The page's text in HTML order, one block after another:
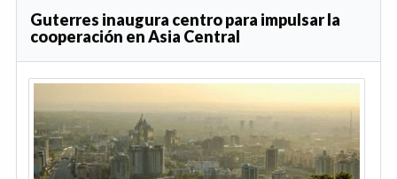
Guterres inaugura centro para impulsar la
cooperación en Asia Central